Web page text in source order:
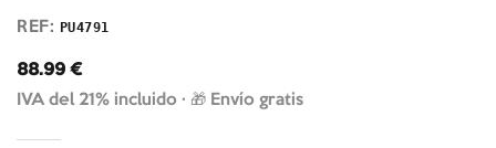
REF: PU4791
88.99 €
IVA del 21% incluido · 🎁 Envío gratis